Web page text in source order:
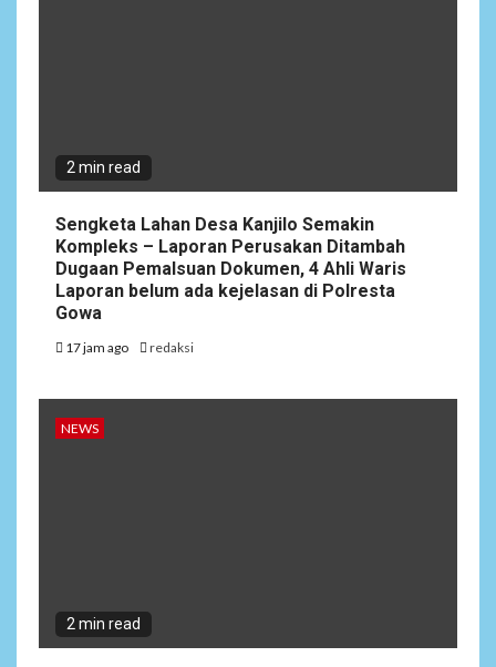
2 min read
Sengketa Lahan Desa Kanjilo Semakin
Kompleks – Laporan Perusakan Ditambah
Dugaan Pemalsuan Dokumen, 4 Ahli Waris
Laporan belum ada kejelasan di Polresta
Gowa
17 jam ago redaksi
NEWS
2 min read